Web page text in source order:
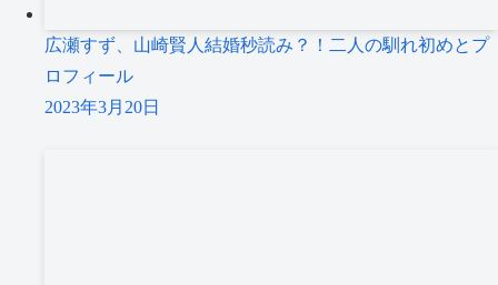
広瀬すず、山崎賢人結婚秒読み？！二人の馴れ初めとプ
ロフィール
2023年3月20日